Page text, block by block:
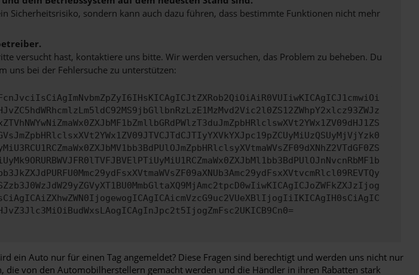
Sicherheitsrisiko, sondern kann auch dazu führen, dass bestimmte Funktionen nicht mehr
versucht hast, kontaktiere uns bitte. Wir werden versuchen, das Problem zu beheben. Du
uns bei der Fehlersuche zu unterstützen:
ein Auto nur für einen Tag angemeldet? Diese Fragen sind berechtigt und werden uns nicht nur
von den Automobilherstellern gemacht werden und die Händler in ihren Rabatten stark